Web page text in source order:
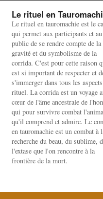
Le rituel en
Le rituel en tauromachie est le
qui permet aux participants et au
public de se rendre compte de la
gravité et du symbolisme de la
corrida. C'est pour cette raison
est si important de respecter et
s'immerger dans tous les
rituel. La corrida est un voyage
cœur de l'âme ancestrale de
qui pour survivre combat
qu'il comprend et admire. Le
en tauromachie est un combat à
recherche du beau, du sublime,
l'extase que l'on rencontre à la
frontière de la mort.